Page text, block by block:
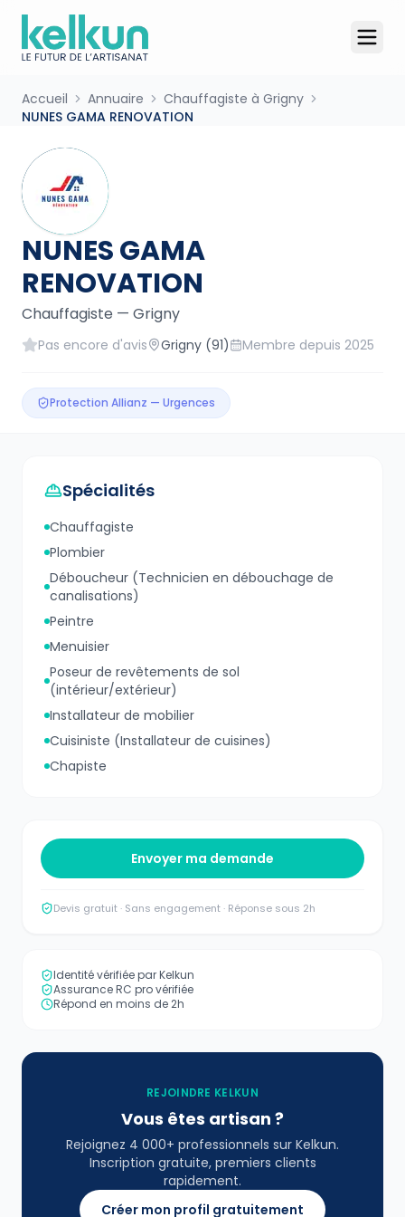
Accueil Annuaire
Chauffagiste à Grigny
NUNES GAMA RENOVATION
NUNES GAMA
RENOVATION
Chauffagiste — Grigny
Pas encore d'avis Grigny (91) Membre depuis 2025
Protection Allianz — Urgences
Spécialités
Chauffagiste
Plombier
Déboucheur (Technicien en débouchage de
canalisations)
Peintre
Menuisier
Poseur de revêtements de sol
(intérieur/extérieur)
Installateur de mobilier
Cuisiniste (Installateur de cuisines)
Chapiste
Envoyer ma demande
Devis gratuit · Sans engagement · Réponse sous 2h
Identité vérifiée par Kelkun
Assurance RC pro vérifiée
Répond en moins de 2h
REJOINDRE KELKUN
Vous êtes artisan ?
Rejoignez 4 000+ professionnels sur Kelkun.
Inscription gratuite, premiers clients
rapidement.
Créer mon profil gratuitement